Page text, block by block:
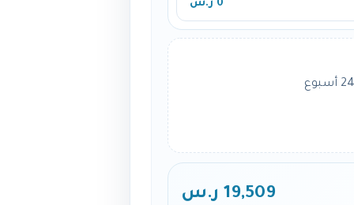
0 ر.س
19,509 ر.س